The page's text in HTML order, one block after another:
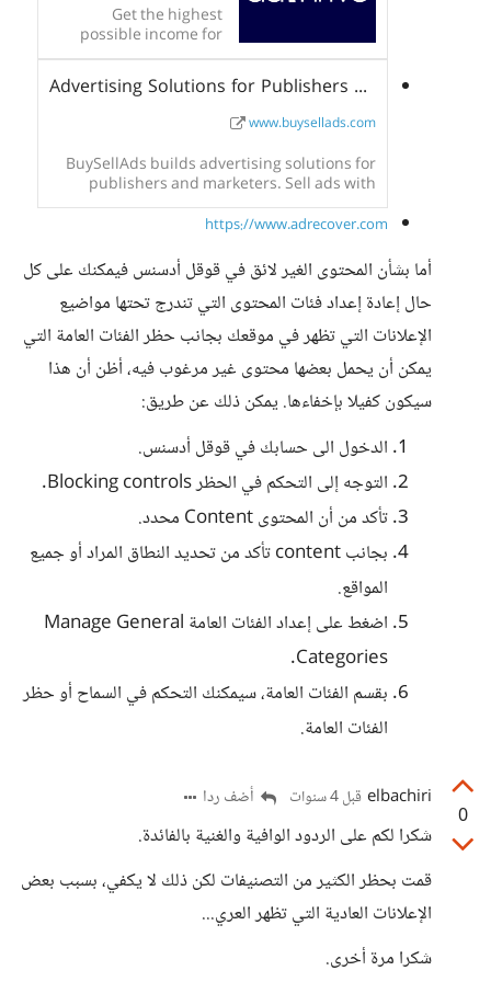
audiences
Get the highest
possible income for
each pageview. We
handle ads so that you
can focus on creating Advertising Solutions for Publishers and Marketers | BuySellAds
www.buysellads.com
BuySellAds builds advertising solutions for
publishers and marketers. Sell ads with
powerful advertising technology, or buy ads
that reach audiences at scale.
https://www.adrecover.com
أما بشأن المحتوى الغير لائق في قوقل أدسنس فيمكنك على كل
حال إعادة إعداد فئات المحتوى التي تندرج تحتها مواضيع
الإعلانات التي تظهر في موقعك بجانب حظر الفئات العامة التي
يمكن أن يحمل بعضها محتوى غير مرغوب فيه، أظن أن هذا
سيكون كفيلا بإخفاءها. يمكن ذلك عن طريق:
الدخول الى حسابك في قوقل أدسنس.
التوجه إلى التحكم في الحظر Blocking controls.
تأكد من أن المحتوى Content محدد.
بجانب content تأكد من تحديد النطاق المراد أو جميع
المواقع.
اضغط على إعداد الفئات العامة Manage General
Categories.
بقسم الفئات العامة، سيمكنك التحكم في السماح أو حظر
الفئات العامة.
0
elbachiri قبل 4 سنوات أضف ردا
شكرا لكم على الردود الوافية والغنية بالفائدة.
قمت بحظر الكثير من التصنيفات لكن ذلك لا يكفي، بسبب بعض
الإعلانات العادية التي تظهر العري...
شكرا مرة أخرى.